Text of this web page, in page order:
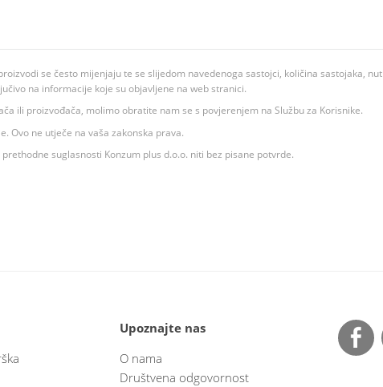
se često mijenjaju te se slijedom navedenoga sastojci, količina sastojaka,
na informacije koje su objavljene na web stranici.
ili proizvođača, molimo obratite nam se s povjerenjem na Službu za Korisnike.
Ovo ne utječe na vaša zakonska prava.
suglasnosti Konzum plus d.o.o. niti bez pisane potvrde.
Upoznajte nas
O nama
Društvena odgovornost